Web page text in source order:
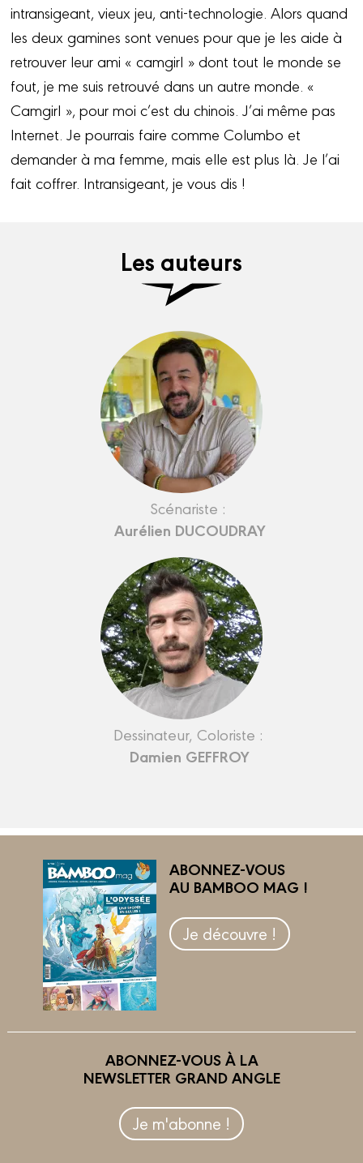
intransigeant, vieux jeu, anti-technologie. Alors quand
les deux gamines sont venues pour que je les aide à
retrouver leur ami « camgirl » dont tout le monde se
fout, je me suis retrouvé dans un autre monde. «
Camgirl », pour moi c’est du chinois. J’ai même pas
Internet. Je pourrais faire comme Columbo et
demander à ma femme, mais elle est plus là. Je l’ai
fait coffrer. Intransigeant, je vous dis !
Les auteurs
Scénariste :
Aurélien DUCOUDRAY
Dessinateur, Coloriste :
Damien GEFFROY
ABONNEZ-VOUS
AU BAMBOO MAG !
Je découvre !
ABONNEZ-VOUS À LA
NEWSLETTER GRAND ANGLE
Je m'abonne !